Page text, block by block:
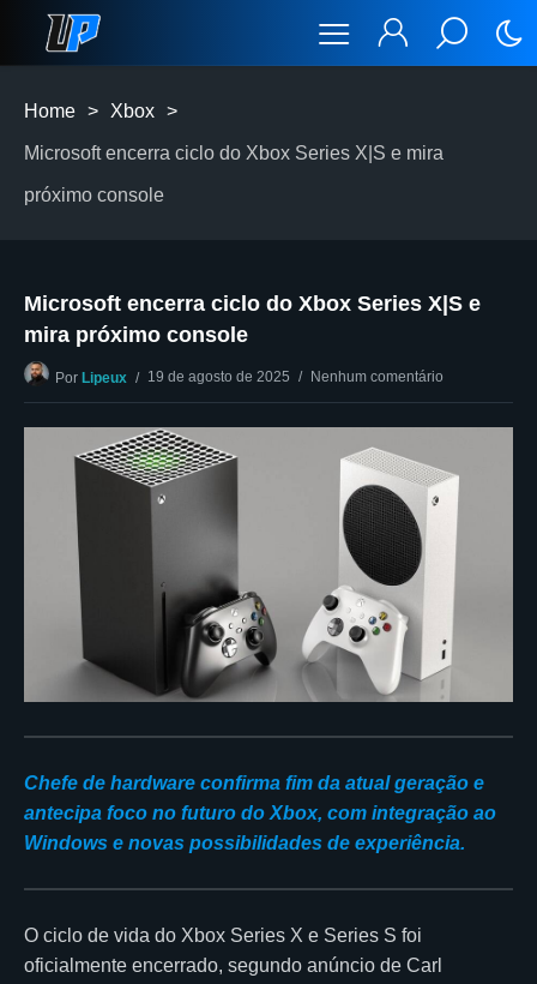
Home > Xbox >
Microsoft encerra ciclo do Xbox Series X|S e mira
próximo console
Microsoft encerra ciclo do Xbox Series X|S e
mira próximo console
Por Lipeux 19 de agosto de 2025 Nenhum comentário
Chefe de hardware confirma fim da atual geração e
antecipa foco no futuro do Xbox, com integração ao
Windows e novas possibilidades de experiência.
O ciclo de vida do Xbox Series X e Series S foi
oficialmente encerrado, segundo anúncio de Carl